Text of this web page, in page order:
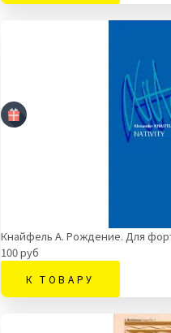
Кнайфель А. Рождение. Для
100 руб
К ТОВАРУ